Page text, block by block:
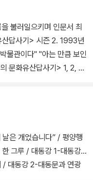
불러일으키며 인문서 최
산답사기> 시즌 2. 1993년
물관이다" "아는 만큼 보인
문화유산답사기> 1, 2, 3
달하는 수록사진을 전면
자인을 선보인다. 또한 출
이 발견된 부분은 서술을
. 권말부록에 실린 1박2일
은 개었습니다” / 평양행
그루 / 대동강 1-대동강과
/ 대동강 2-대동문과 연광